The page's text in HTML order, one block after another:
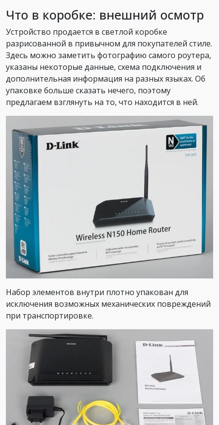
Что в коробке: внешний осмотр
Устройство продается в светлой коробке
разрисованной в привычном для покупателей стиле.
Здесь можно заметить фотографию самого роутера,
указаны некоторые данные, схема подключения и
дополнительная информация на разных языках. Об
упаковке больше сказать нечего, поэтому
предлагаем взглянуть на то, что находится в ней.
Набор элементов внутри плотно упакован для
исключения возможных механических повреждений
при транспортировке.